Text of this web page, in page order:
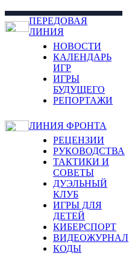
ПЕРЕДОВАЯ
ЛИНИЯ
НОВОСТИ
КАЛЕНДАРЬ
ИГР
ИГРЫ
БУДУЩЕГО
РЕПОРТАЖИ
ЛИНИЯ ФРОНТА
РЕЦЕНЗИИ
РУКОВОДСТВА
ТАКТИКИ И
СОВЕТЫ
ДУЭЛЬНЫЙ
КЛУБ
ИГРЫ ДЛЯ
ДЕТЕЙ
КИБЕРСПОРТ
ВИДЕОЖУРНАЛ
КОДЫ